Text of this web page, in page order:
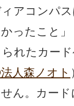
アコンパ
ったこと
れたカー
人森ノオト
ん。カー